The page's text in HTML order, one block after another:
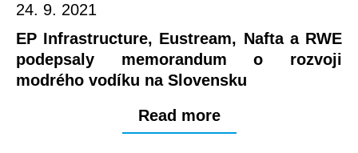
24. 9. 2021
EP Infrastructure, Eustream, Nafta a RWE
podepsaly memorandum o rozvoji
modrého vodíku na Slovensku
Read more